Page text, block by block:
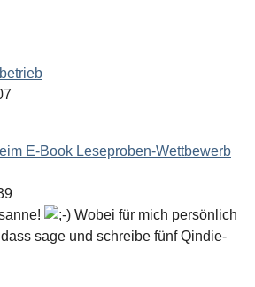
E-Book Leseproben-Wettbewerb
Wobei für mich persönlich
sage und schreibe fünf Qindie-